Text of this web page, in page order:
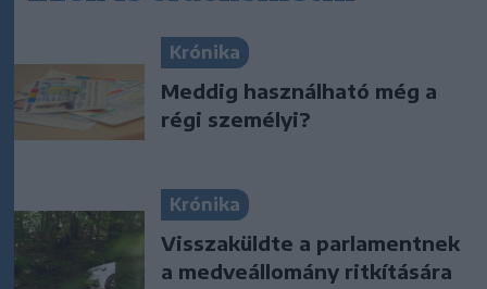
Krónika
Meddig használható még a
régi személyi?
Krónika
Visszaküldte a parlamentnek
a medveállomány ritkítására